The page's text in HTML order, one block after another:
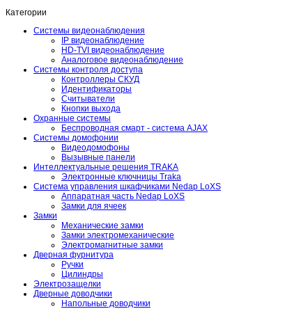
Категории
Системы видеонаблюдения
IP видеонаблюдение
HD-TVI видеонаблюдение
Аналоговое видеонаблюдение
Системы контроля доступа
Контроллеры СКУД
Идентификаторы
Считыватели
Кнопки выхода
Охранные системы
Беспроводная смарт - система AJAX
Системы домофонии
Видеодомофоны
Вызывные панели
Интеллектуальные решения TRAKA
Электронные ключницы Traka
Система управления шкафчиками Nedap LoXS
Аппаратная часть Nedap LoXS
Замки для ячеек
Замки
Механические замки
Замки электромеханические
Электромагнитные замки
Дверная фурнитура
Ручки
Цилиндры
Электрозащелки
Дверные доводчики
Напольные доводчики